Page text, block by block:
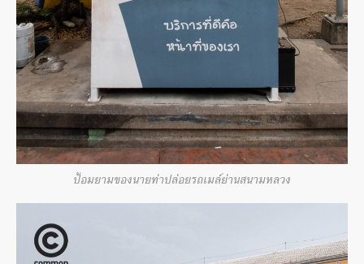
ป้อมยามของนายท่าปล่อยรถเมล์ย่านสนามหลวง